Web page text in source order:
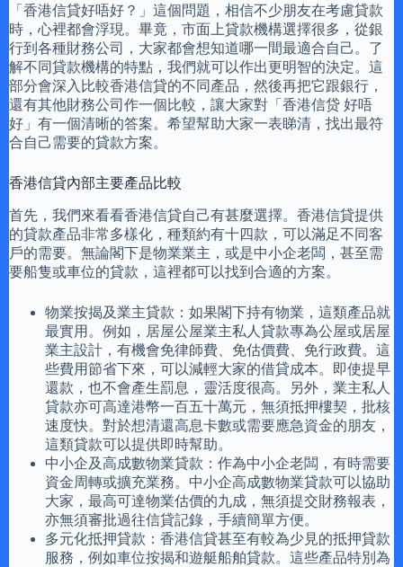
「香港信貸好唔好？」這個問題，相信不少朋友在考慮貸款
時，心裡都會浮現。畢竟，市面上貸款機構選擇很多，從銀
行到各種財務公司，大家都會想知道哪一間最適合自己。了
解不同貸款機構的特點，我們就可以作出更明智的決定。這
部分會深入比較香港信貸的不同產品，然後再把它跟銀行，
還有其他財務公司作一個比較，讓大家對「香港信贷 好唔
好」有一個清晰的答案。希望幫助大家一表睇清，找出最符
合自己需要的貸款方案。
香港信貸內部主要產品比較
首先，我們來看看香港信貸自己有甚麼選擇。香港信貸提供
的貸款產品非常多樣化，種類約有十四款，可以滿足不同客
戶的需要。無論閣下是物業業主，或是中小企老闆，甚至需
要船隻或車位的貸款，這裡都可以找到合適的方案。
物業按揭及業主貸款：如果閣下持有物業，這類產品就
最實用。例如，居屋公屋業主私人貸款專為公屋或居屋
業主設計，有機會免律師費、免估價費、免行政費。這
些費用節省下來，可以減輕大家的借貸成本。即使提早
還款，也不會產生罰息，靈活度很高。另外，業主私人
貸款亦可高達港幣一百五十萬元，無須抵押樓契，批核
速度快。對於想清還高息卡數或需要應急資金的朋友，
這類貸款可以提供即時幫助。
中小企及高成數物業貸款：作為中小企老闆，有時需要
資金周轉或擴充業務。中小企高成數物業貸款可以協助
大家，最高可達物業估價的九成，無須提交財務報表，
亦無須審批過往信貸記錄，手續簡單方便。
多元化抵押貸款：香港信貸甚至有較為少見的抵押貸款
服務，例如車位按揭和遊艇船舶貸款。這些產品特別為